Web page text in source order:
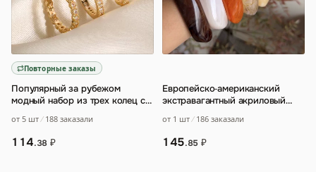
Повторные заказы
Популярный за рубежом
модный набор из трех колец с
от 5 шт 188 заказали
114.38 ₽
Европейско‑американский
экстравагантный акриловый
инстаграм…
от 1 шт 186 заказали
145.85 ₽